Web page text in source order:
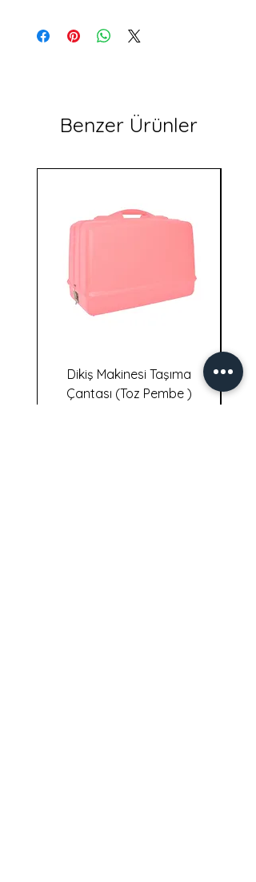
Benzer Ürünler
Dikiş Makinesi Taşıma
Çantası (Toz Pembe )